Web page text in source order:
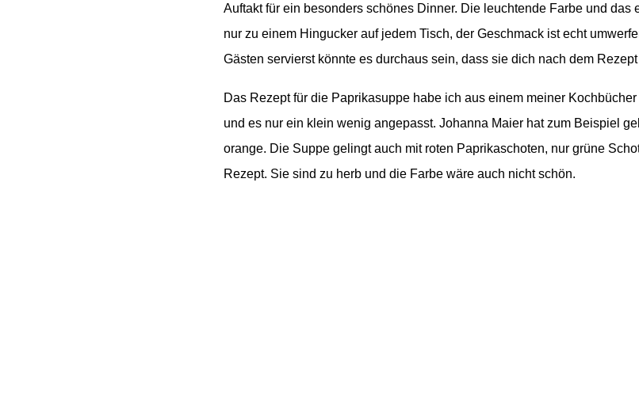
Auftakt für ein besonders schönes Dinner. Die leuchtende Farbe und das
nur zu einem Hingucker auf jedem Tisch, der Geschmack ist echt
Gästen servierst könnte es durchaus sein, dass sie dich nach dem
Das Rezept für die Paprikasuppe habe ich aus einem meiner
und es nur ein klein wenig angepasst. Johanna Maier hat zum Beispiel
orange. Die Suppe gelingt auch mit roten Paprikaschoten, nur grüne
Rezept. Sie sind zu herb und die Farbe wäre auch nicht schön.